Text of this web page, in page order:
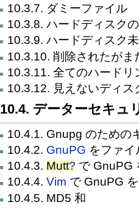
10.3.7. ダミーファイル
10.3.8. ハードディスク
10.3.9. ハードディスク
10.3.10. 削除されたが
10.3.11. 全てのハードリ
10.3.12. 見えないディス
10.4. データーセキュ
10.4.1. Gnupg のための
10.4.2. GnuPG をファ
10.4.3. Mutt? で GnuPG
10.4.4.Vim で GnuPG
10.4.5. MD5 和